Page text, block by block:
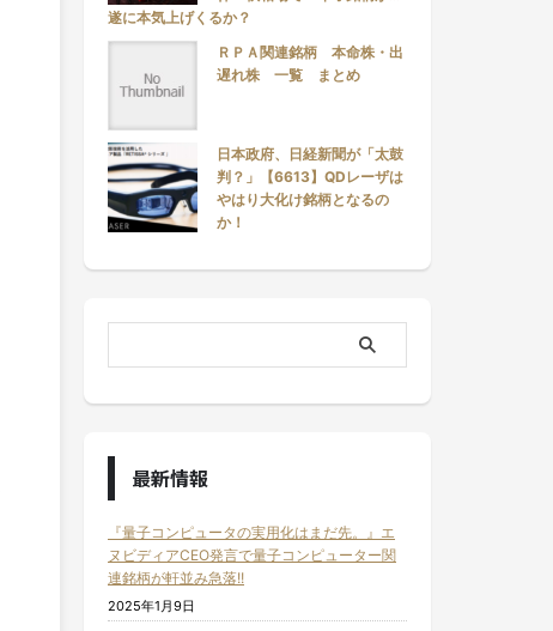
遂に本気上げくるか？
ＲＰＡ関連銘柄 本命株・出
遅れ株 一覧 まとめ
日本政府、日経新聞が「太鼓
判？」【6613】QDレーザは
やはり大化け銘柄となるの
か！
最新情報
『量子コンピュータの実用化はまだ先。』エ
ヌビディアCEO発言で量子コンピューター関
連銘柄が軒並み急落!!
2025年1月9日